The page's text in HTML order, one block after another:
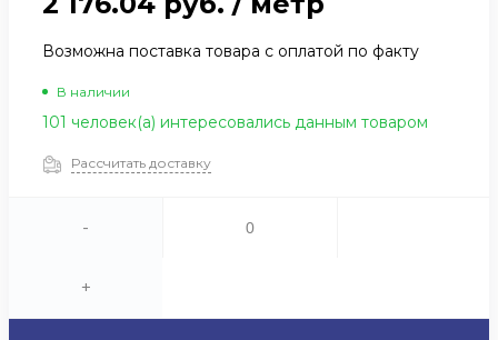
Возможна поставка товара с оплатой по факту
В наличии
101 человек(а) интересовались данным товаром
Рассчитать доставку
-
+